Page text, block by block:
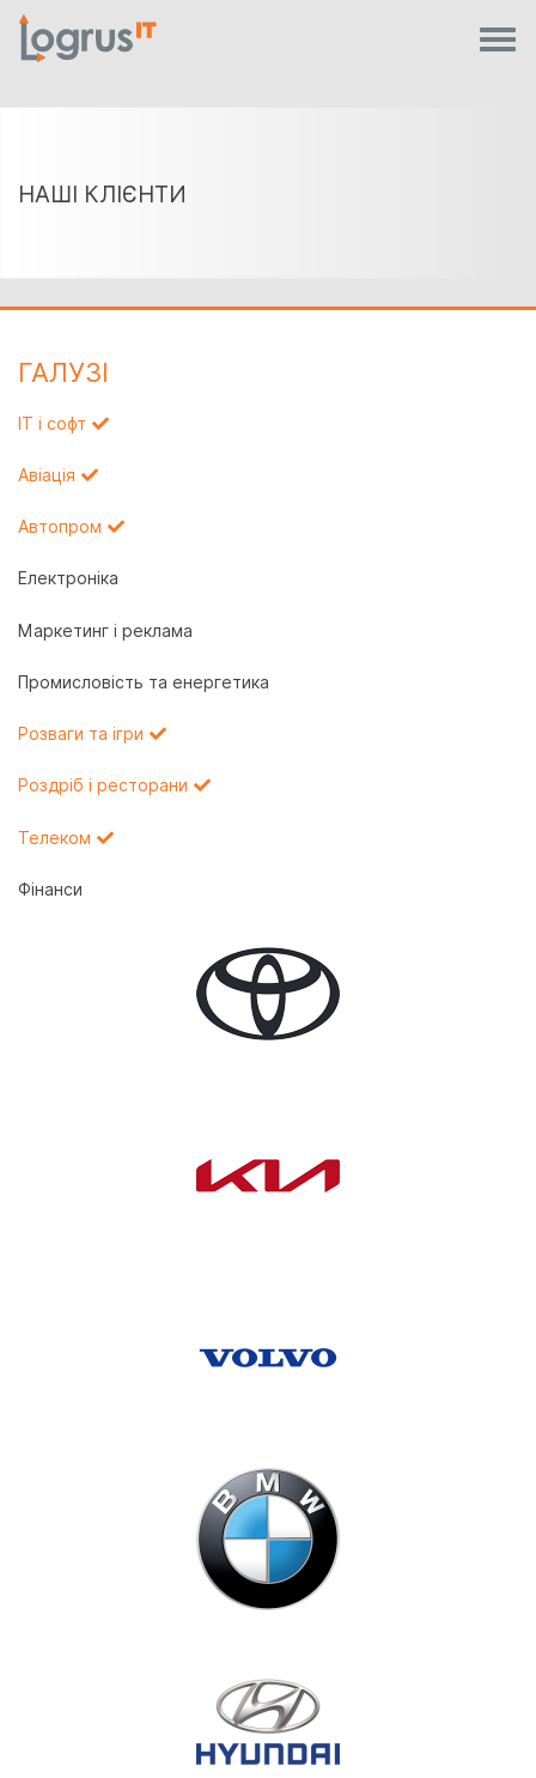
НАШІ КЛІЄНТИ
ГАЛУЗI
IT і софт
Авіація
Автопром
Електроніка
Маркетинг і реклама
Промисловість та енергетика
Розваги та ігри
Роздріб і ресторани
Телеком
Фінанси